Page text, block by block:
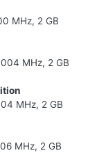
MHz, 2 GB
MHz, 2 GB
MHz, 2 GB
MHz, 2 GB